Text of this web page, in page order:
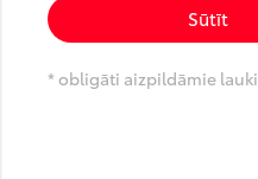
Sūtīt
* obligāti aizpildāmie lauki